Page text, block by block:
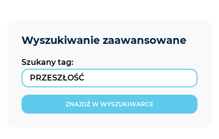
Szukany tag:
ZNAJDŹ W WYSZUKIWARCE